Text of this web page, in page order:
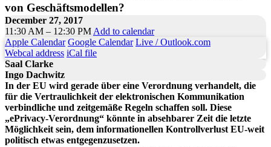
von Geschäftsmodellen?
December 27, 2017
11:30 AM – 12:30 PM Add to calendar
Apple Calendar Google Calendar Live / Outlook.com
Webcal address iCal file
Saal Clarke
Ingo Dachwitz
In der EU wird gerade über eine Verordnung verhandelt, die
für die Vertraulichkeit der elektronischen Kommunikation
verbindliche und zeitgemäße Regeln schaffen soll. Diese
„ePrivacy-Verordnung“ könnte in absehbarer Zeit die letzte
Möglichkeit sein, dem informationellen Kontrollverlust EU-weit
politisch etwas entgegenzusetzen.